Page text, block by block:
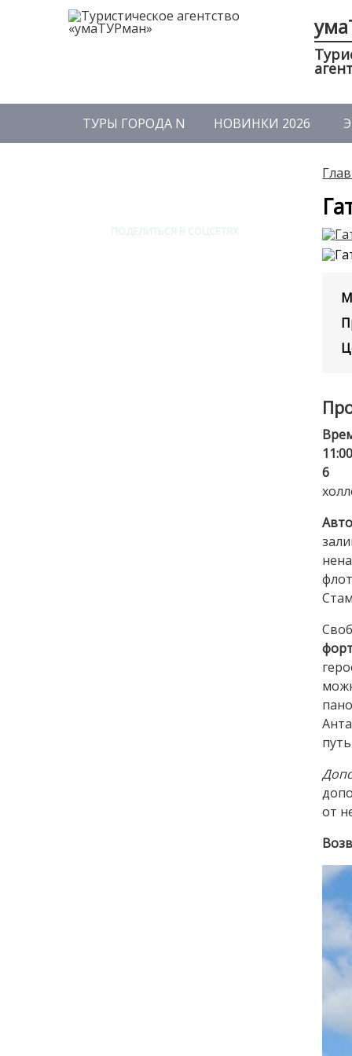
ТУРЫ ГОРОДА N НОВИНКИ 2026
6
от